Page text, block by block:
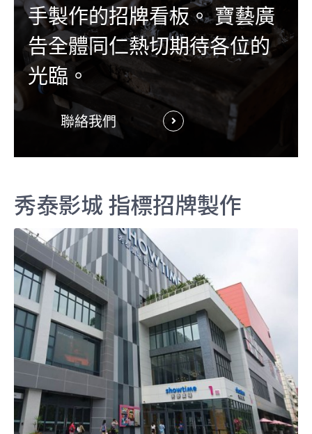
手製作的招牌看板。 寶藝廣
告全體同仁熱切期待各位的
光臨。
聯絡我們
秀泰影城 指標招牌製作